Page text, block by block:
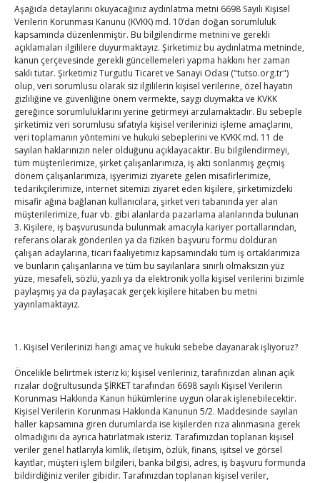
Aşağıda detaylarını okuyacağınız aydınlatma metni 6698 Sayılı Kişisel
Verilerin Korunması Kanunu (KVKK) md. 10’dan doğan sorumluluk
kapsamında düzenlenmiştir. Bu bilgilendirme metnini ve gerekli
açıklamaları ilgililere duyurmaktayız. Şirketimiz bu aydınlatma metninde,
kanun çerçevesinde gerekli güncellemeleri yapma hakkını her zaman
saklı tutar. Şirketimiz Turgutlu Ticaret ve Sanayi Odası ("tutso.org.tr")
olup, veri sorumlusu olarak siz ilgililerin kişisel verilerine, özel hayatın
gizliliğine ve güvenliğine önem vermekte, saygı duymakta ve KVKK
gereğince sorumluluklarını yerine getirmeyi arzulamaktadır. Bu sebeple
şirketimiz veri sorumlusu sıfatıyla kişisel verilerinizi işleme amaçlarını,
veri toplamanın yöntemini ve hukuki sebeplerini ve KVKK md. 11 de
sayılan haklarınızın neler olduğunu açıklayacaktır. Bu bilgilendirmeyi,
tüm müşterilerimize, şirket çalışanlarımıza, iş akti sonlanmış geçmiş
dönem çalışanlarımıza, işyerimizi ziyarete gelen misafirlerimize,
tedarikçilerimize, internet sitemizi ziyaret eden kişilere, şirketimizdeki
misafir ağına bağlanan kullanıcılara, şirket veri tabanında yer alan
müşterilerimize, fuar vb. gibi alanlarda pazarlama alanlarında bulunan
3. Kişilere, iş başvurusunda bulunmak amacıyla kariyer portallarından,
referans olarak gönderilen ya da fiziken başvuru formu dolduran
çalışan adaylarına, ticari faaliyetimiz kapsamındaki tüm iş ortaklarımıza
ve bunların çalışanlarına ve tüm bu sayılanlara sınırlı olmaksızın yüz
yüze, mesafeli, sözlü, yazılı ya da elektronik yolla kişisel verilerini bizimle
paylaşmış ya da paylaşacak gerçek kişilere hitaben bu metni
yayınlamaktayız.
1. Kişisel Verilerinizi hangi amaç ve hukuki sebebe dayanarak işliyoruz?
Öncelikle belirtmek isteriz ki; kişisel verileriniz, tarafınızdan alınan açık
rızalar doğrultusunda ŞİRKET tarafından 6698 sayılı Kişisel Verilerin
Korunması Hakkında Kanun hükümlerine uygun olarak işlenebilecektir.
Kişisel Verilerin Korunması Hakkında Kanunun 5/2. Maddesinde sayılan
haller kapsamına giren durumlarda ise kişilerden rıza alınmasına gerek
olmadığını da ayrıca hatırlatmak isteriz. Tarafımızdan toplanan kişisel
veriler genel hatlarıyla kimlik, iletişim, özlük, finans, işitsel ve görsel
kayıtlar, müşteri işlem bilgileri, banka bilgisi, adres, iş başvuru formunda
bildirdiğiniz veriler gibidir. Tarafınızdan toplanan kişisel veriler,
TOBB Son Yazılar
Hisarcıklıoğlu’ndan ‘girişimci olun’ tavsiyesi
By TUTSOon Ağu 8, 2026
SEDDK Başkanı Menteş’e ziyaret
ByTUTSOon Ağu 8, 2026
Hisarcıklıoğlu ICCD Genel Sekreteri Khalawi ile görüştü
ByTUTSOon Ağu 7, 2026
Kahramanmaraş Ticaret ve Sanayi Odası’nın yeni
binası hizmete açıldı
ByTUTSOon Ağu 5, 2026
TUTSO on Ağu 4, 2026
Ağustos 2026
P
S Ç P C C
P
1
2
3
4 5 6 7 8
9
10
11 12 13 14 15
16